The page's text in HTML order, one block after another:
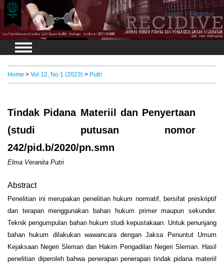
Login Register
Home > Vol 12, No 1 (2023) > Putri
Tindak Pidana Materiil dan Penyertaan
(studi putusan nomor
242/pid.b/2020/pn.smn
Elma Veranita Putri
Abstract
Penelitian ini merupakan penelitian hukum normatif, bersifat preskriptif
dan terapan menggunakan bahan hukum primer maupun sekunder.
Teknik pengumpulan bahan hukum studi kepustakaan. Untuk penunjang
bahan hukum dilakukan wawancara dengan Jaksa Penuntut Umum
Kejaksaan Negeri Sleman dan Hakim Pengadilan Negeri Sleman. Hasil
penelitian diperoleh bahwa penerapan penerapan tindak pidana materiil